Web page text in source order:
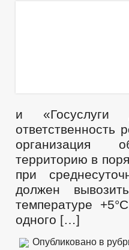
и
ответственность
организация
территорию в
при
должен
температуре
одного […]
Опубликовано в